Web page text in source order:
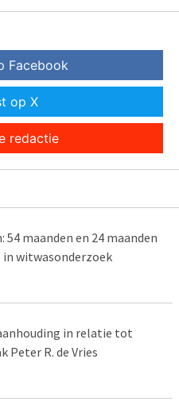
Facebook
op X
redactie
54 maanden en 24 maanden
in witwasonderzoek
in relatie tot
Peter R. de Vries